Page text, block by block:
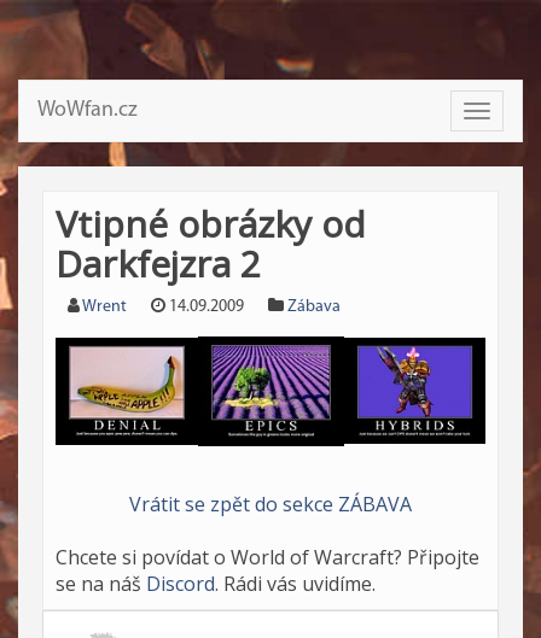
Toggle
WoWfan.cz
Vtipné obrázky od
Darkfejzra 2
Wrent 14.09.2009 Zábava
Vrátit se zpět do sekce ZÁBAVA
Chcete si povídat o World of Warcraft? Připojte
se na náš Discord. Rádi vás uvidíme.